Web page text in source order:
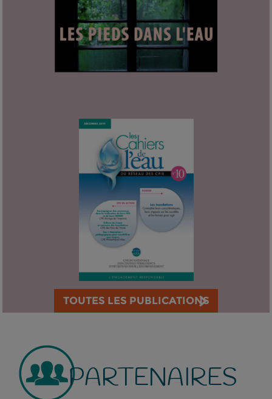
TOUTES LES PUBLICATIONS
PARTENAIRES